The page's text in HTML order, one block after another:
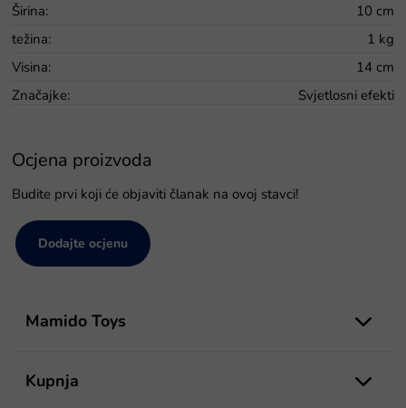
Širina:
10 cm
težina:
1 kg
Visina:
14 cm
Značajke: Svjetlosni efekti
Ocjena proizvoda
Budite prvi koji će objaviti članak na ovoj stavci!
Dodajte ocjenu
Mamido Toys
Kupnja